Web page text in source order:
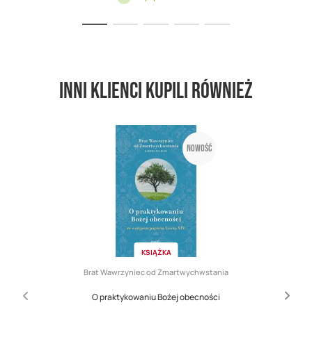
Inni klienci kupili również
Nowość
KSIĄŻKA
Brat Wawrzyniec od Zmartwychwstania
O praktykowaniu Bożej obecności